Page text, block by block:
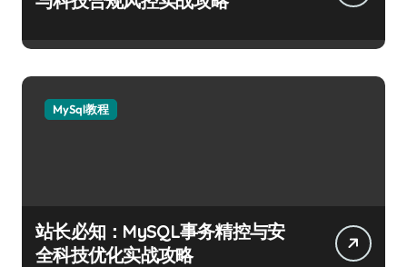
MySql教程
站长必知：MySQL事务精控与安
全科技优化实战攻略